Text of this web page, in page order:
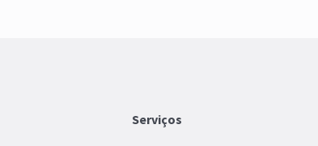
Serviços